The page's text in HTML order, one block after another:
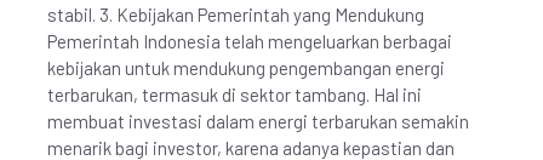
stabil. 3. Kebijakan Pemerintah yang Mendukung
Pemerintah Indonesia telah mengeluarkan berbagai
kebijakan untuk mendukung pengembangan energi
terbarukan, termasuk di sektor tambang. Hal ini
membuat investasi dalam energi terbarukan semakin
menarik bagi investor, karena adanya kepastian dan